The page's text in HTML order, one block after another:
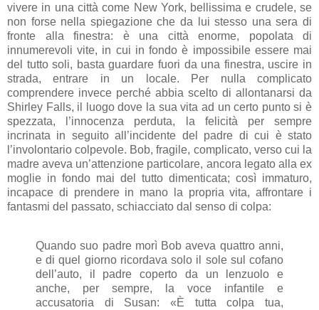
vivere in una città come New York, bellissima e crudele, se
non forse nella spiegazione che da lui stesso una sera di
fronte alla finestra: è una città enorme, popolata di
innumerevoli vite, in cui in fondo è impossibile essere mai
del tutto soli, basta guardare fuori da una finestra, uscire in
strada, entrare in un locale. Per nulla complicato
comprendere invece perché abbia scelto di allontanarsi da
Shirley Falls, il luogo dove la sua vita ad un certo punto si è
spezzata, l’innocenza perduta, la felicità per sempre
incrinata in seguito all’incidente del padre di cui è stato
l’involontario colpevole. Bob, fragile, complicato, verso cui la
madre aveva un’attenzione particolare, ancora legato alla ex
moglie in fondo mai del tutto dimenticata; così immaturo,
incapace di prendere in mano la propria vita, affrontare i
fantasmi del passato, schiacciato dal senso di colpa:
Quando suo padre morì Bob aveva quattro anni,
e di quel giorno ricordava solo il sole sul cofano
dell’auto, il padre coperto da un lenzuolo e
anche, per sempre, la voce infantile e
accusatoria di Susan: «È tutta colpa tua,